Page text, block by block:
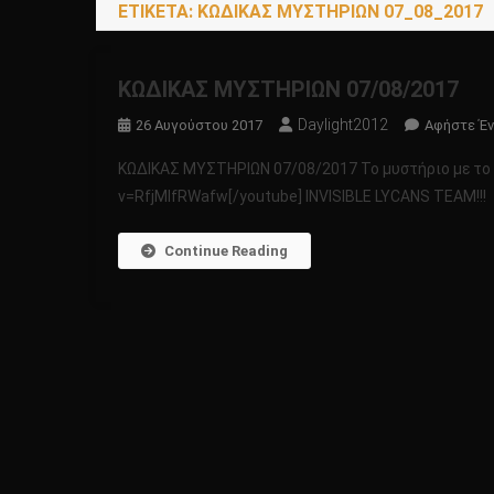
ΕΤΙΚΈΤΑ: ΚΩΔΙΚΑΣ ΜΥΣΤΗΡΙΩΝ 07_08_2017
ΚΩΔΙΚΑΣ ΜΥΣΤΗΡΙΩΝ 07/08/2017
26 Αυγούστου 2017 Daylight2012 Αφήστε
ΚΩΔΙΚΑΣ ΜΥΣΤΗΡΙΩΝ 07/08/2017 Το μυστήριο με
v=RfjMIfRWafw[/youtube] INVISIBLE LYCANS TEAM!!!
Continue Reading